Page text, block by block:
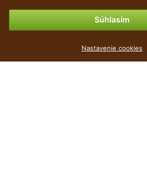
Súhlasím
Nastavenie cookies